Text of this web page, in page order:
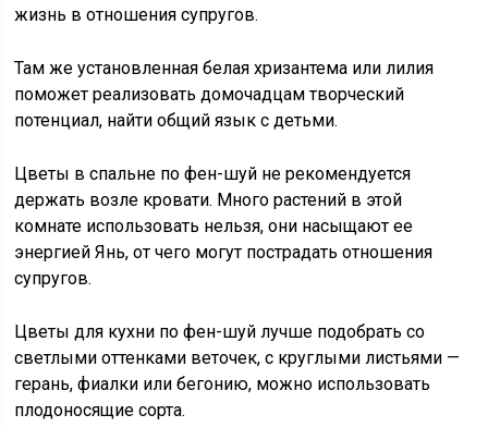
жизнь в отношения супругов.
Там же установленная белая хризантема или лилия
поможет реализовать домочадцам творческий
потенциал, найти общий язык с детьми.
Цветы в спальне по фен-шуй не рекомендуется
держать возле кровати. Много растений в этой
комнате использовать нельзя, они насыщают ее
энергией Янь, от чего могут пострадать отношения
супругов.
Цветы для кухни по фен-шуй лучше подобрать со
светлыми оттенками веточек, с круглыми листьями —
герань, фиалки или бегонию, можно использовать
плодоносящие сорта.